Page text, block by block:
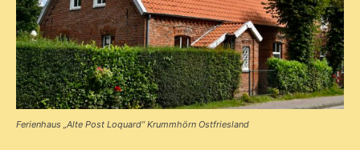
Ferienhaus „Alte Post Loquard“ Krummhörn Ostfriesland